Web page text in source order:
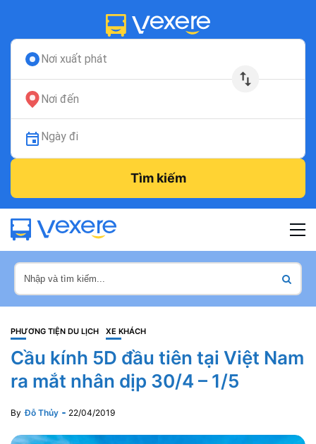
Nơi xuất phát
Nơi đến
Ngày đi
Tìm kiếm
PHƯƠNG TIỆN DU LỊCH XE KHÁCH
Cầu kính 5D đầu tiên tại Việt Nam
ra mắt nhân dịp 30/4 – 1/5
By Đỗ Thủy 22/04/2019